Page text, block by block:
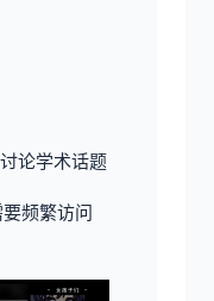
论学术话题
频繁访问